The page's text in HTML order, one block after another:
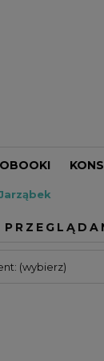
(wybierz)